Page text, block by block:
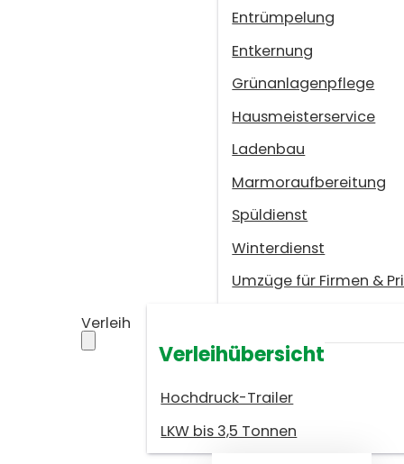
Entrümpelung
Entkernung
Grünanlagenpflege
Hausmeisterservice
Ladenbau
Marmoraufbereitung
Spüldienst
Winterdienst
Umzüge für Firmen &
Verleih
Verleihübersicht
Hochdruck-Trailer
LKW bis 3,5 Tonnen